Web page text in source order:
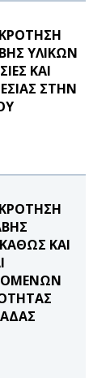
ΥΛΙΚΩΝ
ΚΑΙ
ΣΤΗΝ
ΚΑΙ